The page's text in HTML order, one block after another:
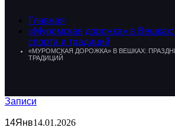
Главная
«Муромская дорожка» в Вешках:
спорта и традиций
«МУРОМСКАЯ ДОРОЖКА» В ВЕШКАХ:
ТРАДИЦИЙ
Записи
14Янв14.01.2026